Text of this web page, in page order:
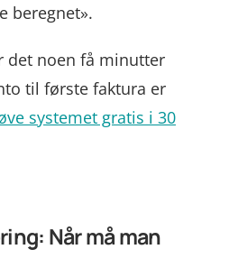
beregnet».
det noen få minutter
til første faktura er
systemet gratis i 30
Når må man